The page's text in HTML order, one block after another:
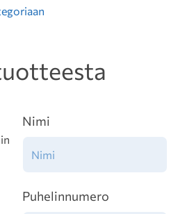
Nimi
Puhelinnumero